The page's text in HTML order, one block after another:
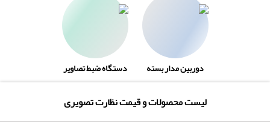
دوربین مدار بسته دستگاه ضبط تصاویر
لیست محصولات و قیمت نظارت تصویری